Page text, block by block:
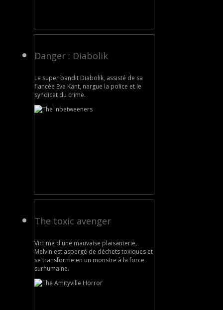
Danger : Diabolik
Le super bandit Diabolik, assisté de sa
fiancée Eva Kant, nargue la police et le
syndicat du crime.
The toxic avenger
Victime d'une mauvaise plaisanterie,
Melvin est aspergé de déchets toxiques et
se transforme en un monstre à la force
surhumaine.